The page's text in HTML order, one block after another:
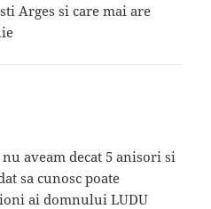
Arges si care mai are
aveam decat 5 anisori si
sa cunosc poate
ai domnului LUDU